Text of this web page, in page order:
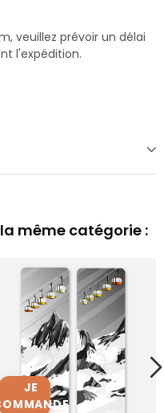
veuillez prévoir un délai
l'expédition.
même catégorie :
JE